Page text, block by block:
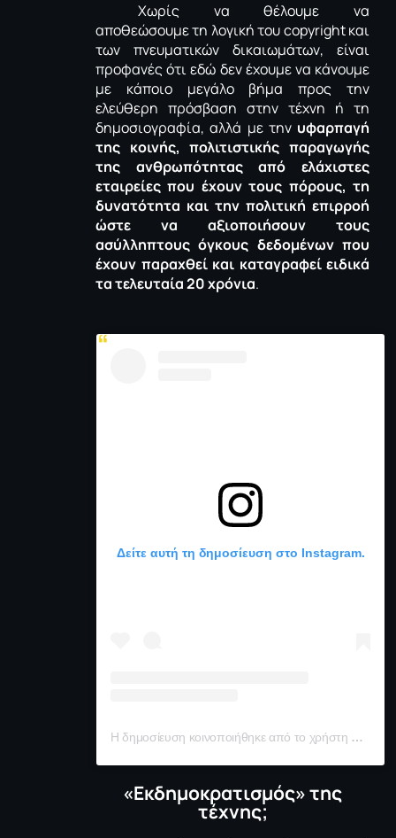
Χωρίς να θέλουμε να
αποθεώσουμε τη λογική τουcopyrightκαι
των πνευματικών δικαιωμάτων, είναι
προφανές ότι εδώ δεν έχουμε να κάνουμε
με κάποιο μεγάλο βήμα προς την
ελεύθερη πρόσβαση στην τέχνη ή τη
δημοσιογραφία, αλλά με την υφαρπαγή
της κοινής, πολιτιστικής παραγωγής
της ανθρωπότητας από ελάχιστες
εταιρείες που έχουν τους πόρους, τη
δυνατότητα και την πολιτική επιρροή
ώστε να αξιοποιήσουν τους
ασύλληπτους όγκους δεδομένων που
έχουν παραχθεί και καταγραφεί ειδικά
τα τελευταία 20 χρόνια.
Δείτε αυτή τη δημοσίευση στο Instagram.
Η δημοσίευση κοινοποιήθηκε από το χρήστη Meliss (@geomeliss)
«Εκδημοκρατισμός» της
τέχνης;